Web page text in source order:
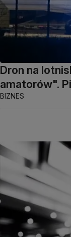
Dron na
amatorów".
BIZNES